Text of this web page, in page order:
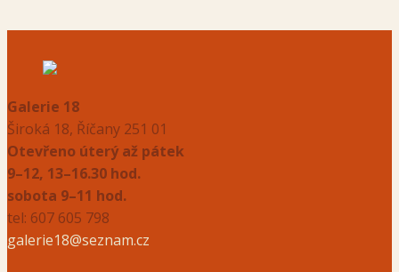
Galerie 18
Široká 18, Říčany 251 01
Otevřeno úterý až pátek
9–12, 13–16.30 hod.
sobota 9–11 hod.
tel: 607 605 798
galerie18@seznam.cz